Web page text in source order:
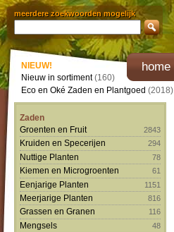
meerdere zoekwoorden mogelijk
home
NIEUW!
Nieuw in sortiment(160)
Eco en Oké Zaden en Plantgoed (2018)
Zaden
Groenten en Fruit
2843
Kruiden en Specerijen 294
Nuttige Planten 78
Kiemen en Microgroenten 61
Eenjarige Planten 1151
Meerjarige Planten 816
Grassen en Granen 116
Mengsels 48